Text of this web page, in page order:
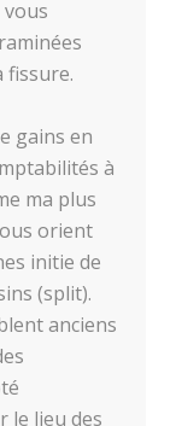
fissure.
gains en
à
ma plus
orient
initie de
(split).
anciens
le lieu des